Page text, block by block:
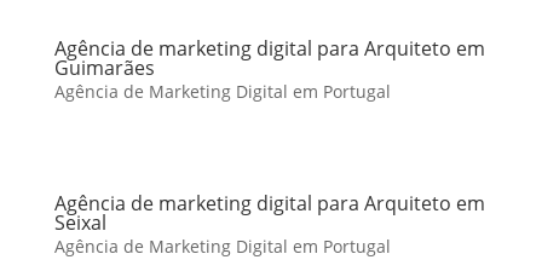
Agência de marketing digital para Arquiteto em
Guimarães
Agência de Marketing Digital em Portugal
Agência de marketing digital para Arquiteto em
Seixal
Agência de Marketing Digital em Portugal